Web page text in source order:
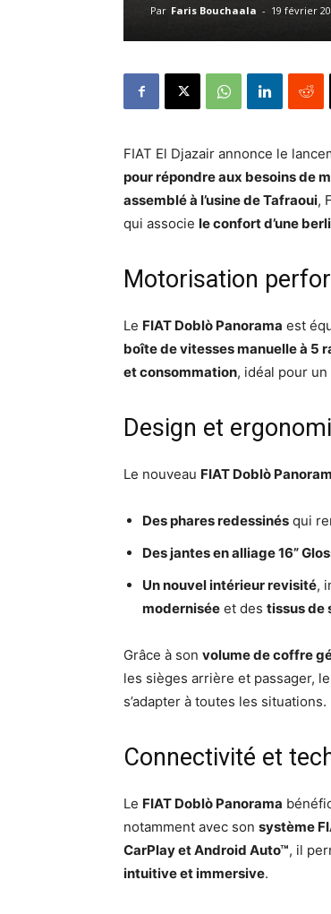
Par Faris Bouchaala - 19 février
FIAT El Djazair annonce le
pour répondre aux besoins de
assemblé à l’usine de Tafraoui,
qui associe le confort d’une
Motorisation
Le FIAT Doblò Panorama est
boîte de vitesses manuelle à 5
et consommation, idéal pour
Design et
Le nouveau FIAT Doblò
Des phares redessinés qui
Des jantes en alliage 16”
Un nouvel intérieur revisité,
modernisée et des tissus de
Grâce à son volume de coffre
les sièges arrière et passager, le
s’adapter à toutes les situations.
Connectivité et
Le FIAT Doblò Panorama
notamment avec son système
CarPlay et Android Auto™, il
intuitive et immersive.